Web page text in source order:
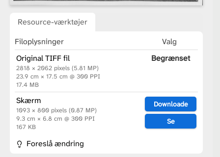
Resource-værktøjer
Filoplysninger
Valg
Original TIFF fil
2818 × 2062 pixels (5.81 MP)
23.9 cm × 17.5 cm @ 300 PPI
17.4 MB
Begrænset
Skærm
1093 × 800 pixels (0.87 MP)
9.3 cm × 6.8 cm @ 300 PPI
167 KB
Downloade
Se
Foreslå ændring